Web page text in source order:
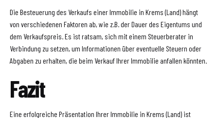
Die Besteuerung des Verkaufs einer Immobilie in Krems (Land) hängt
von verschiedenen Faktoren ab, wie z.B. der Dauer des Eigentums und
dem Verkaufspreis. Es ist ratsam, sich mit einem Steuerberater in
Verbindung zu setzen, um Informationen über eventuelle Steuern oder
Abgaben zu erhalten, die beim Verkauf Ihrer Immobilie anfallen könnten.
Fazit
Eine erfolgreiche Präsentation Ihrer Immobilie in Krems (Land) ist